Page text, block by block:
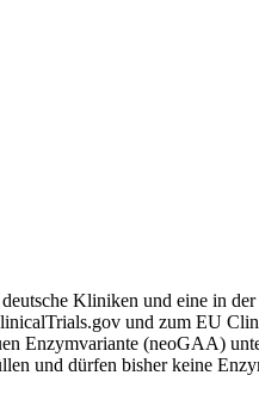
Kliniken und eine in
und zum EU
Enzymvariante (neoGAA)
und dürfen bisher keine